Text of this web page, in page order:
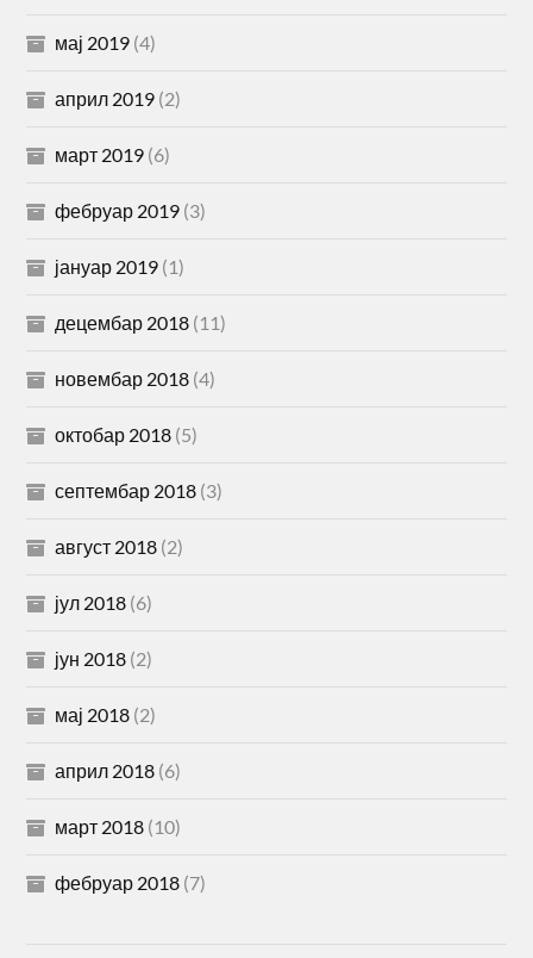
мај 2019 (4)
април 2019 (2)
март 2019 (6)
фебруар 2019 (3)
јануар 2019 (1)
децембар 2018 (11)
новембар 2018 (4)
октобар 2018 (5)
септембар 2018 (3)
август 2018 (2)
јул 2018 (6)
јун 2018 (2)
мај 2018 (2)
април 2018 (6)
март 2018 (10)
фебруар 2018 (7)